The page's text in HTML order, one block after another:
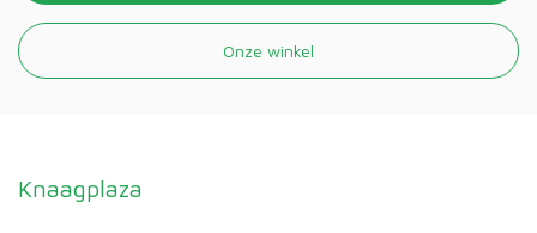
Onze winkel
Knaagplaza